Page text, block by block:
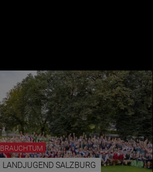
BRAUCHTUM
LANDJUGEND SALZBURG